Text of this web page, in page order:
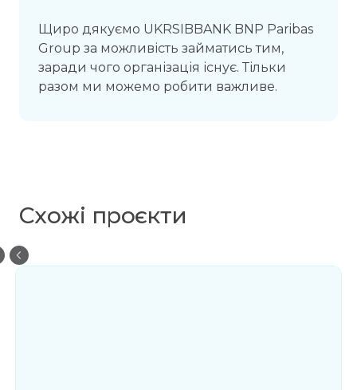
Щиро дякуємо UKRSIBBANK BNP Paribas
Group за можливість займатись тим,
заради чого організація існує. Тільки
разом ми можемо робити важливе.
Схожі проєкти